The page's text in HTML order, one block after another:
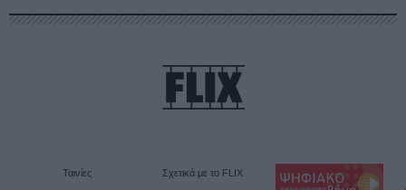
Ταινίες Σχετικά με το FLIX